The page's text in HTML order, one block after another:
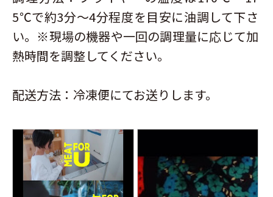
5℃で約3分～4分程度を目安に油調して下さ
い。※現場の機器や一回の調理量に応じて加
熱時間を調整してください。
配送方法：冷凍便にてお送りします。